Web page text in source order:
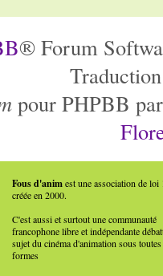
® Forum
pour PHPBB
Fous d'animest une association de loi
créée en 2000.
C'est aussi et surtout une communauté
francophone libre et indépendante
sujet du cinéma d'animation sous toutes
formes